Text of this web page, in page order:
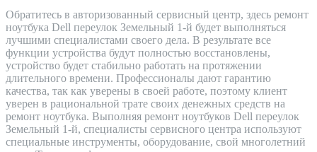
Обратитесь в авторизованный сервисный центр, здесь ремонт
ноутбука Dell переулок Земельный 1-й будет выполняться
лучшими специалистами своего дела. В результате все
функции устройства будут полностью восстановлены,
устройство будет стабильно работать на протяжении
длительного времени. Профессионалы дают гарантию
качества, так как уверены в своей работе, поэтому клиент
уверен в рациональной трате своих денежных средств на
ремонт ноутбука. Выполняя ремонт ноутбуков Dell переулок
Земельный 1-й, специалисты сервисного центра используют
специальные инструменты, оборудование, свой многолетний